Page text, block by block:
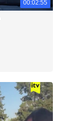
00:02:55